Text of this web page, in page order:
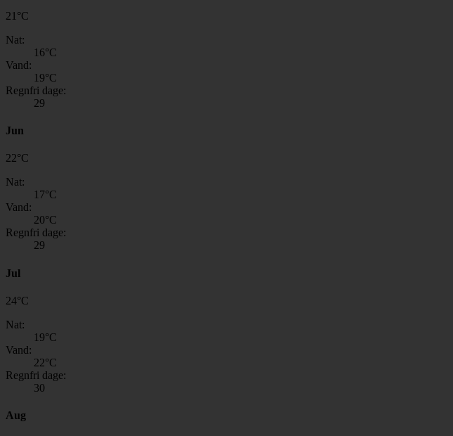
21 °C
Nat:
16°C
Vand:
19°C
Regnfri dage:
29
Jun
22°C
Nat:
17°C
Vand:
20°C
Regnfri dage:
29
Jul
24°C
Nat:
19°C
Vand:
22°C
Regnfri dage:
30
Aug